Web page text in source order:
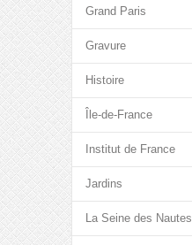
Grand Paris
Gravure
Histoire
Île-de-France
Institut de France
Jardins
La Seine des Nautes